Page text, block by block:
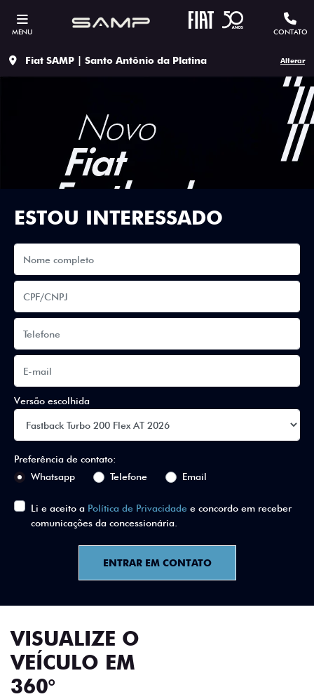
MENU CONTATO
Fiat SAMP | Santo Antônio da Platina Alterar
ESTOU INTERESSADO
Versão escolhida
Preferência de contato:
Whatsapp
Telefone Email
Li e aceito a Política de Privacidade e concordo em receber
comunicações da concessionária.
ENTRAR EM CONTATO
VISUALIZE O
VEÍCULO EM
360°